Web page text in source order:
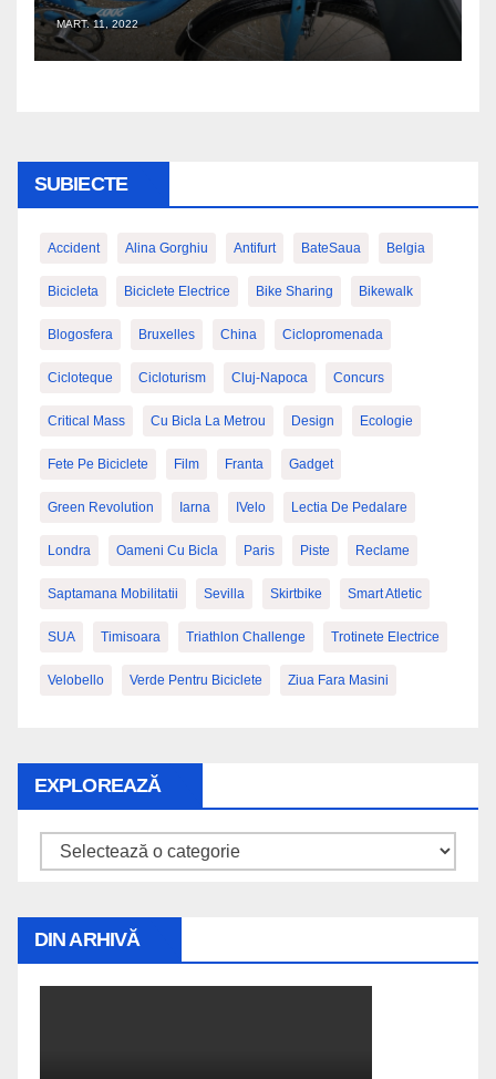
MART. 11, 2022
SUBIECTE
Accident Alina Gorghiu Antifurt BateSaua Belgia
Bicicleta Biciclete Electrice Bike Sharing Bikewalk
Blogosfera Bruxelles China Ciclopromenada
Cicloteque Cicloturism Cluj-Napoca Concurs
Critical Mass Cu Bicla La Metrou Design Ecologie
Fete Pe Biciclete Film Franta Gadget
Green Revolution Iarna IVelo Lectia De Pedalare
Londra Oameni Cu Bicla Paris Piste Reclame
Saptamana Mobilitatii Sevilla Skirtbike Smart Atletic
SUA Timisoara Triathlon Challenge Trotinete Electrice
Velobello Verde Pentru Biciclete Ziua Fara Masini
EXPLOREAZĂ
Explorează
DIN ARHIVĂ